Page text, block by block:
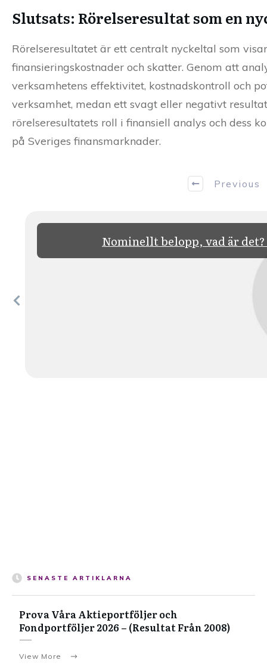
Slutsats: Rörelseresultat som en
Rörelseresultatet är ett centralt nyckeltal som
finansieringskostnader och skatter. Genom att
verksamhetens effektivitet, kostnadskontroll och
verksamhet, medan ett svagt eller negativt
rörelseresultatets roll i finansiell analys och dess
på Sveriges finansmarknader.
Previous
Nominellt belopp, vad är
SENASTE ARTIKLARNA
Prova Våra Aktieportföljer och
Fondportföljer 2026 – (Resultat Från 2008)
View More